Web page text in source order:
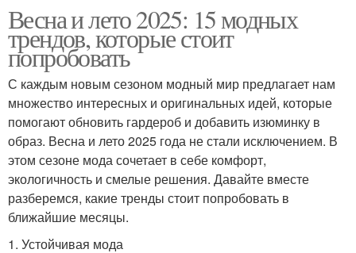
Весна и лето 2025: 15 модных
трендов, которые стоит
попробовать
С каждым новым сезоном модный мир предлагает нам
множество интересных и оригинальных идей, которые
помогают обновить гардероб и добавить изюминку в
образ. Весна и лето 2025 года не стали исключением. В
этом сезоне мода сочетает в себе комфорт,
экологичность и смелые решения. Давайте вместе
разберемся, какие тренды стоит попробовать в
ближайшие месяцы.
1. Устойчивая мода